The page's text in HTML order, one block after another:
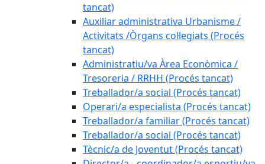
tancat)
Auxiliar administrativa Urbanisme /
Activitats /Òrgans col·legiats (Procés
tancat)
Administratiu/va Àrea Econòmica /
Tresoreria / RRHH (Procés tancat)
Treballador/a social (Procés tancat)
Operari/a especialista (Procés tancat)
Treballador/a familiar (Procés tancat)
Treballador/a social (Procés tancat)
Tècnic/a de Joventut (Procés tancat)